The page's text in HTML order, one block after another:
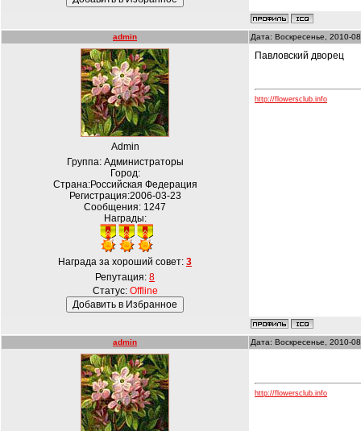
admin Дата: Воскресенье, 2010-
Admin
Группа: Администраторы
Город:
Страна:Российская Федерация
Регистрация:2006-03-23
Сообщения: 1247
Награды:
Награда за хороший совет: 3
Репутация: 8
Статус: Offline
Павловский дворец
http://flowersclub.info
admin Дата: Воскресенье, 2010-
http://flowersclub.info